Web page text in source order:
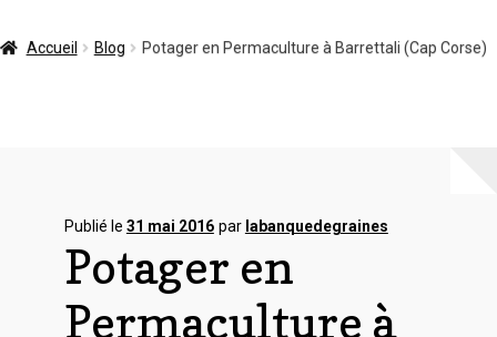
Contact
Accueil Blog Potager en Permaculture à Barrettali (Cap Corse)
Publié le 31 mai 2016 par labanquedegraines
Potager en
Permaculture à